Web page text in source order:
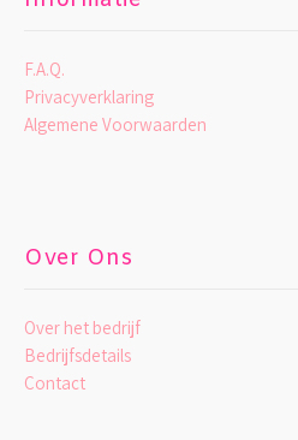
F.A.Q.
Privacyverklaring
Algemene Voorwaarden
Over Ons
Over het bedrijf
Bedrijfsdetails
Contact